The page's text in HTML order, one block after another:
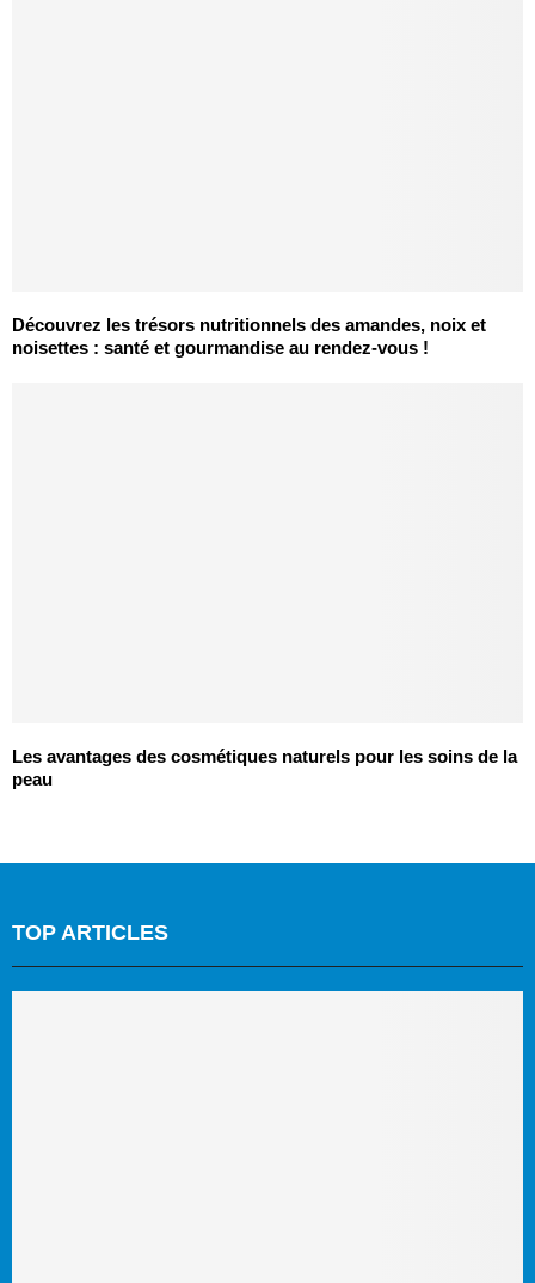
Découvrez les trésors nutritionnels des amandes, noix et
noisettes : santé et gourmandise au rendez-vous !
Les avantages des cosmétiques naturels pour les soins de la
peau
TOP ARTICLES